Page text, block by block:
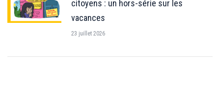
citoyens : un hors-série sur les
vacances
23 juillet 2026